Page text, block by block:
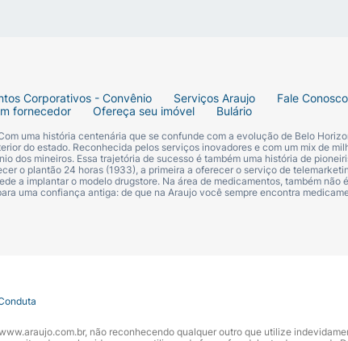
Corporativos - Convênio Serviços Araujo
Fale Conosco
fornecedor Ofereça seu imóvel Bulário
uma história centenária que se confunde com a evolução de Belo
do estado. Reconhecida pelos serviços inovadores e com um mix de
dos mineiros. Essa trajetória de sucesso é também uma história de
o plantão 24 horas (1933), a primeira a oferecer o serviço de
a implantar o modelo drugstore. Na área de medicamentos, também não
uma confiança antiga: de que na Araujo você sempre encontra
não reconhecendo qualquer outro que utilize